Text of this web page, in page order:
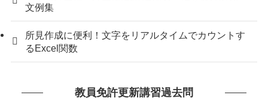
文例集
所見作成に便利！文字をリアルタイムでカウントす
るExcel関数
教員免許更新講習過去問